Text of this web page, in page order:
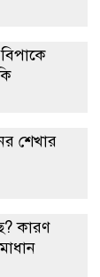
শেখার
কারণ